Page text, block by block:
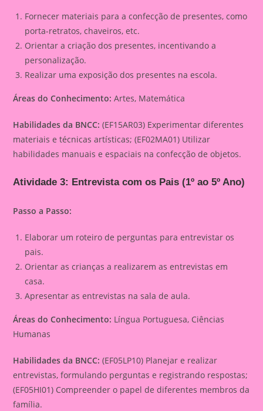
Fornecer materiais para a confecção de presentes, como
porta-retratos, chaveiros, etc.
Orientar a criação dos presentes, incentivando a
personalização.
Realizar uma exposição dos presentes na escola.
Áreas do Conhecimento: Artes, Matemática
Habilidades da BNCC: (EF15AR03) Experimentar diferentes
materiais e técnicas artísticas; (EF02MA01) Utilizar
habilidades manuais e espaciais na confecção de objetos.
Atividade 3: Entrevista com os Pais (1º ao 5º Ano)
Passo a Passo:
Elaborar um roteiro de perguntas para entrevistar os
pais.
Orientar as crianças a realizarem as entrevistas em
casa.
Apresentar as entrevistas na sala de aula.
Áreas do Conhecimento: Língua Portuguesa, Ciências
Humanas
Habilidades da BNCC: (EF05LP10) Planejar e realizar
entrevistas, formulando perguntas e registrando respostas;
(EF05HI01) Compreender o papel de diferentes membros da
família.